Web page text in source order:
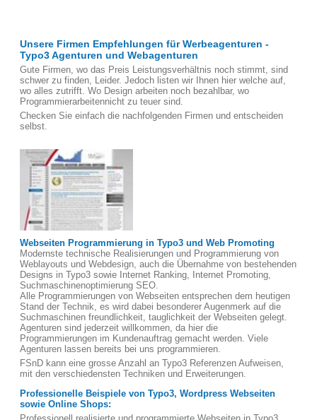
Unsere Firmen Empfehlungen für Werbeagenturen -
Typo3 Agenturen und Webagenturen
Gute Firmen, wo das Preis Leistungsverhältnis noch stimmt, sind
schwer zu finden, Leider. Jedoch listen wir Ihnen hier welche auf,
wo alles zutrifft. Wo Design arbeiten noch bezahlbar, wo
Programmierarbeitennicht zu teuer sind.
Checken Sie einfach die nachfolgenden Firmen und entscheiden
selbst.
Webseiten Programmierung in Typo3 und Web Promoting
Modernste technische Realisierungen und Programmierung von
Weblayouts und Webdesign, auch die Übernahme von bestehenden
Designs in Typo3 sowie Internet Ranking, Internet Promoting,
Suchmaschinenoptimierung SEO.
Alle Programmierungen von Webseiten entsprechen dem heutigen
Stand der Technik, es wird dabei besonderer Augenmerk auf die
Suchmaschinen freundlichkeit, tauglichkeit der Webseiten gelegt.
Agenturen sind jederzeit willkommen, da hier die
Programmierungen im Kundenauftrag gemacht werden. Viele
Agenturen lassen bereits bei uns programmieren.
FSnD kann eine grosse Anzahl an Typo3 Referenzen Aufweisen,
mit den verschiedensten Techniken und Erweiterungen.
Professionelle Beispiele von Typo3, Wordpress Webseiten
sowie Online Shops: